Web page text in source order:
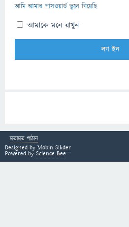
আমি আমার পাসওয়ার্ড ভুলে গিয়েছি
আমাকে মনে রাখুন
মতামত পাঠান
Designed by Mobin Sikder
Powered by Science Bee